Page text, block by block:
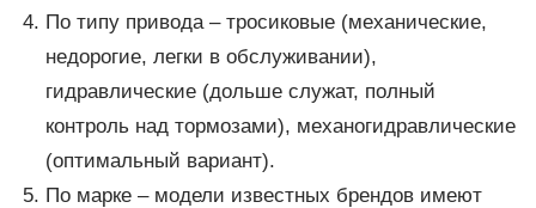
По типу привода – тросиковые (механические,
недорогие, легки в обслуживании),
гидравлические (дольше служат, полный
контроль над тормозами), механогидравлические
(оптимальный вариант).
По марке – модели известных брендов имеют